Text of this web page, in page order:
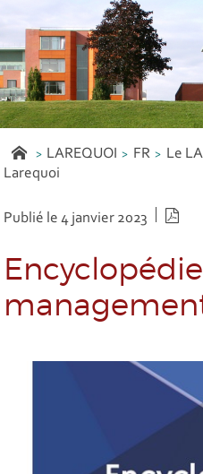
LAREQUOI FR Le
Larequoi
Publié le 4 janvier 2023